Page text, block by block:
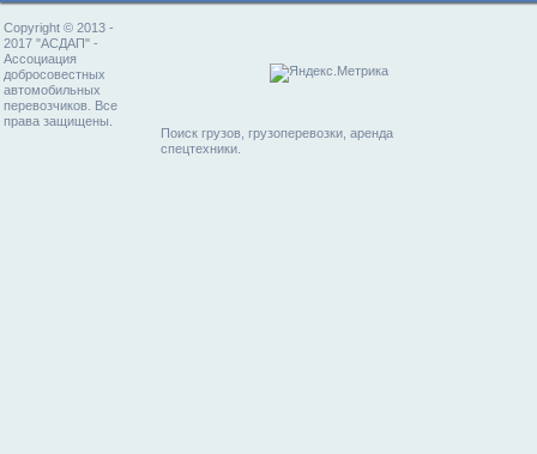
Copyright © 2013 -
2017 "АСДАП" -
Ассоциация
добросовестных
автомобильных
перевозчиков. Все
права защищены.
Поиск грузов, грузоперевозки, аренда
спецтехники.